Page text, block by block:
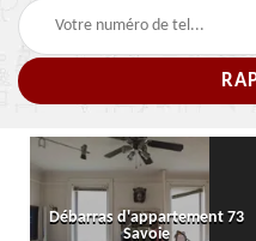
Débarras d'appartement 73
Savoie